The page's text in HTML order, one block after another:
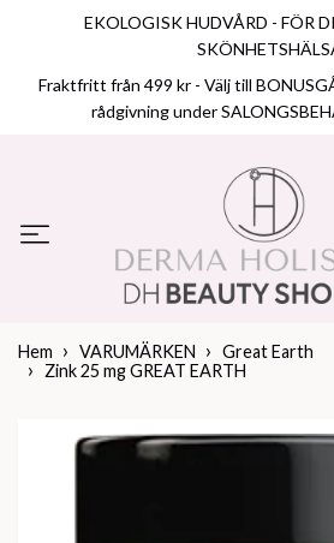
EKOLOGISK HUDVÅRD - FÖR
Fraktfritt från 499 kr - Välj till
rådgivning under
Hem VARUMÄRKEN
Great Earth
Zink 25 mg GREAT EARTH